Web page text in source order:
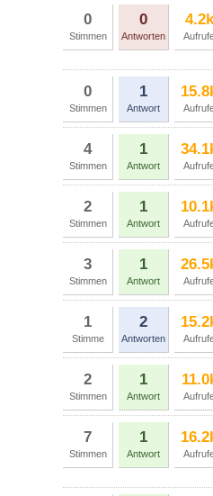
0
Stimmen
0
Antworten
4.2k
0
Stimmen
1
Antwort
4
Stimmen
1
Antwort
2
Stimmen
1
Antwort
3
Stimmen
1
Antwort
1
Stimme
2
Antworten
2
Stimmen
1
Antwort
7
Stimmen
1
Antwort